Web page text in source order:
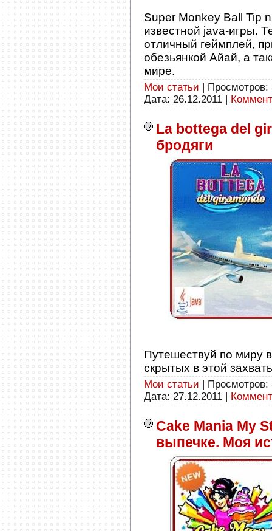
Super Monkey Ball Tip
известной java-игры.
отличный геймплей,
обезьянкой Айай, а
мире.
Мои статьи |
Дата: 26.12.2011
La bottega del
бродяги
Путешествуй по миру
скрытых в этой
Мои статьи |
Дата: 27.12.2011
Cake Mania My
выпечке. Моя